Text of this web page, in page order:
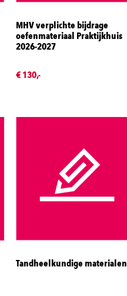
MHV verplichte bijdrage
oefenmateriaal Praktijkhuis
2026-2027
€ 130,-
Tandheelkundige materialen